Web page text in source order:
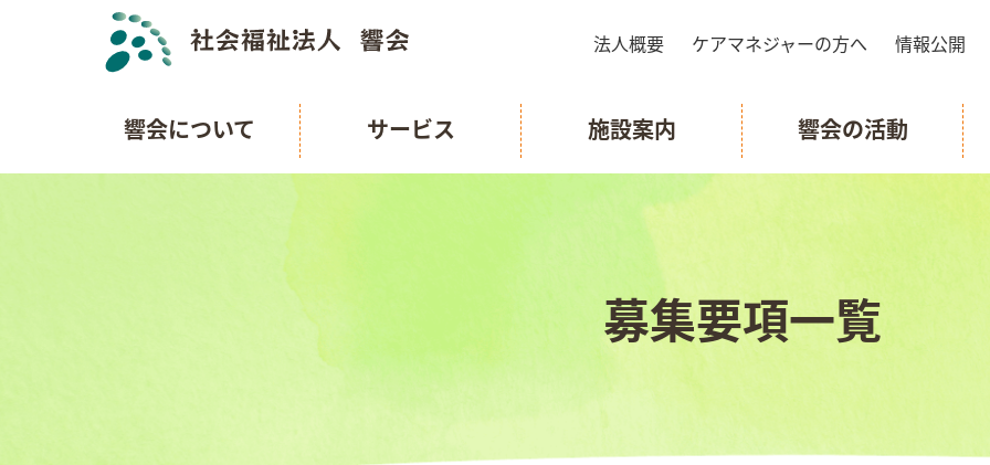
法人概要 ケアマネジャーの方へ 情報公開
響会について サービス 施設案内 響会の活動
募集要項一覧